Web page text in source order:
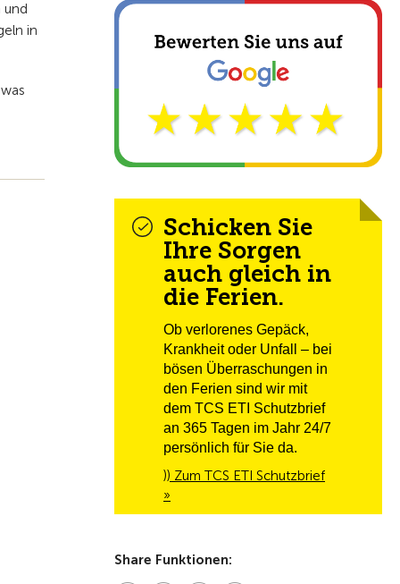
und
in
Schicken Sie
Ihre Sorgen
auch gleich in
die Ferien.
Ob verlorenes Gepäck,
Krankheit oder Unfall – bei
bösen Überraschungen in
den Ferien sind wir mit
dem TCS ETI Schutzbrief
an 365 Tagen im Jahr 24/7
persönlich für Sie da.
)) Zum TCS ETI Schutzbrief
»
Share Funktionen: